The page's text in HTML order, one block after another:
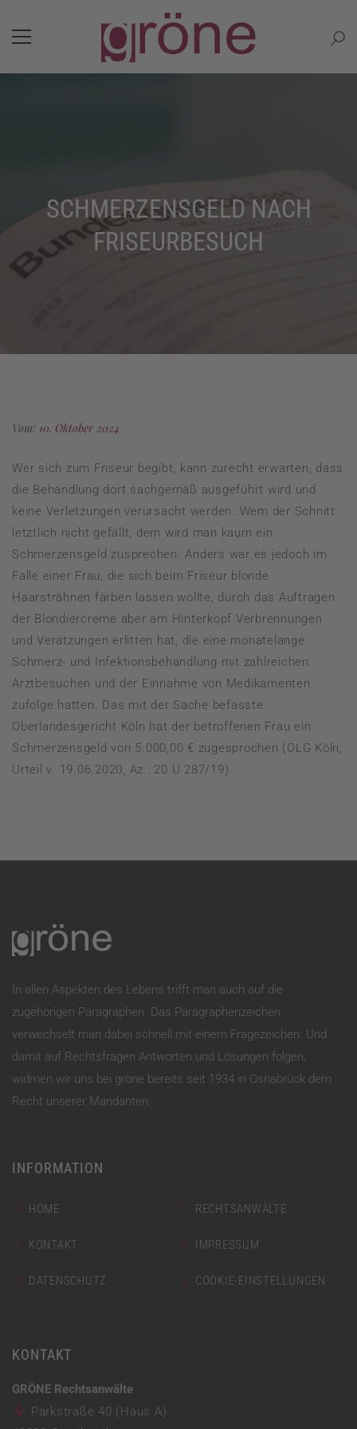
SCHMERZENSGELD NACH
FRISEURBESUCH
Vom: 10. Oktober 2024
Wer sich zum Friseur begibt, kann zurecht erwarten, dass
die Behandlung dort sachgemäß ausgeführt wird und
keine Verletzungen verursacht werden. Wem der Schnitt
letztlich nicht gefällt, dem wird man kaum ein
Schmerzensgeld zusprechen. Anders war es jedoch im
Falle einer Frau, die sich beim Friseur blonde
Haarsträhnen färben lassen wollte, durch das Auftragen
der Blondiercreme aber am Hinterkopf Verbrennungen
und Verätzungen erlitten hat, die eine monatelange
Schmerz- und Infektionsbehandlung mit zahlreichen
Arztbesuchen und der Einnahme von Medikamenten
zufolge hatten. Das mit der Sache befasste
Oberlandesgericht Köln hat der betroffenen Frau ein
Schmerzensgeld von 5.000,00 € zugesprochen (OLG Köln,
Urteil v. 19.06.2020, Az.: 20 U 287/19).
In allen Aspekten des Lebens trifft man auch auf die
zugehörigen Paragraphen. Das Paragraphenzeichen
verwechselt man dabei schnell mit einem Fragezeichen. Und
damit auf Rechtsfragen Antworten und Lösungen folgen,
widmen wir uns bei gröne bereits seit 1934 in Osnabrück dem
Recht unserer Mandanten.
INFORMATION
HOME RECHTSANWÄLTE
KONTAKT IMPRESSUM
DATENSCHUTZ COOKIE-EINSTELLUNGEN
KONTAKT
GRÖNE Rechtsanwälte
Parkstraße 40 (Haus A)